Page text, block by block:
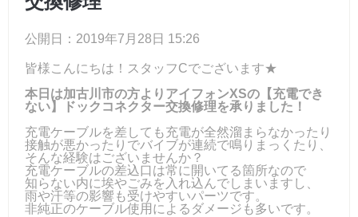
公開日：2019年7月28日 15:26
皆様こんにちは！スタッフCでございます★
本日は加古川市の方よりアイフォンXSの【充電でき
ない】ドックコネクター交換修理を承りました！
充電ケーブルを差しても充電が全然溜まらなかったり
接触が悪かったりでバイブが連続で鳴りまっくたり、
そんな経験はございませんか？
充電ケーブルの差込口は常に開いてる箇所なので
知らない内に埃やごみを入れ込んでしまいますし、
雨や汗等の影響も受けやすいパーツです。
非純正のケーブル使用によるダメージも多いです。